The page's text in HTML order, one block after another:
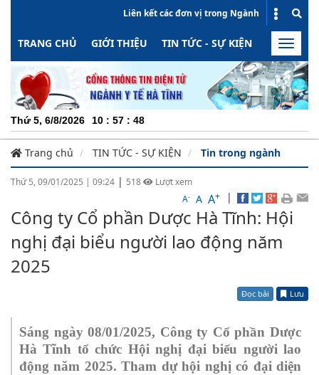
Liên kết các đơn vị trong Ngành
TRANG CHỦ GIỚI THIỆU TIN TỨC - SỰ KIỆN HOẠT
Toggle
Thứ 5, 6/8/2026 10 : 57 : 49
Trang chủ TIN TỨC - SỰ KIỆN Tin trong ngành
Thứ 5, 09/01/2025 | 09:24 | 518
Lượt xem
A- A A+ |
Công ty Cổ phần Dược Hà Tĩnh: Hội
nghị đại biểu người lao động năm
2025
Đọc bài Lưu
Sáng ngày 08/01/2025, Công ty Cổ phần Dược
Hà Tĩnh tổ chức Hội nghị đại biểu người lao
động năm 2025. Tham dự hội nghị có đại diện